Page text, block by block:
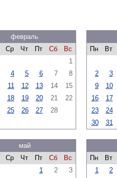
февраль
Ср Чт Пт Сб
Вс
1
4 5 6 7
8
11 12 13 14
15
18 19 20 21
22
25 26 27 28
Пн
Вт
2
3
9
10
16
17
23
24
30
31
май
Ср Чт Пт Сб
Вс
1
2
3
Пн
Вт
1
2